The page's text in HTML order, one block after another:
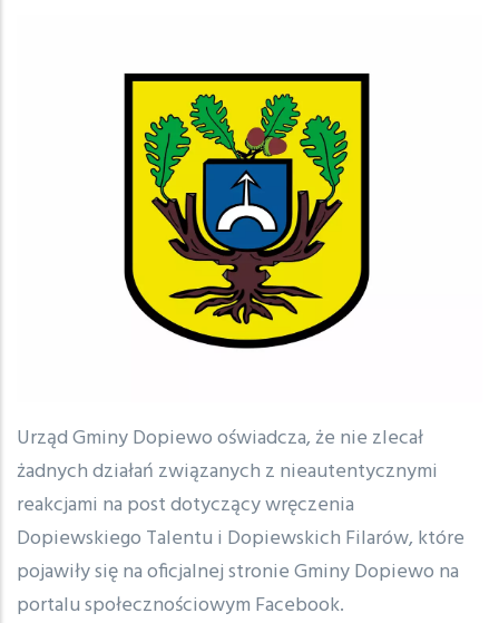
Urząd Gminy Dopiewo oświadcza, że nie zlecał
żadnych działań związanych z nieautentycznymi
reakcjami na post dotyczący wręczenia
Dopiewskiego Talentu i Dopiewskich Filarów, które
pojawiły się na oficjalnej stronie Gminy Dopiewo na
portalu społecznościowym Facebook.